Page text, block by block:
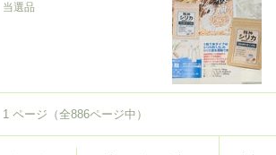
当選品
1 ページ（全886ページ中）